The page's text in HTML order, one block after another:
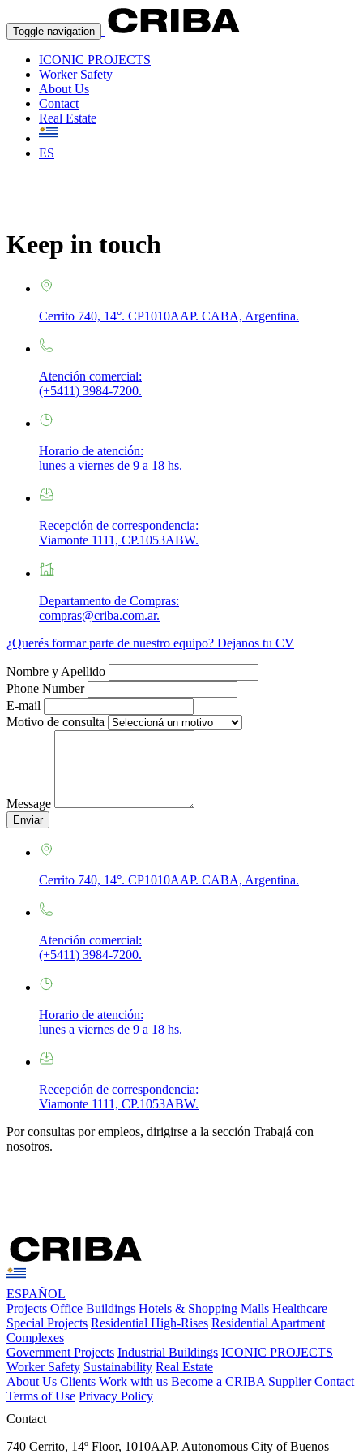
Toggle navigation
ICONIC PROJECTS
Worker Safety
About Us
Contact
Real Estate
ES
Keep in touch
Cerrito 740, 14°. CP1010AAP. CABA, Argentina.
Atención comercial:
(+5411) 3984-7200.
Horario de atención:
lunes a viernes de 9 a 18 hs.
Recepción de correspondencia:
Viamonte 1111, CP.1053ABW.
Departamento de Compras:
compras@criba.com.ar.
¿Querés formar parte de nuestro equipo? Dejanos tu CV
Nombre y Apellido
Phone Number
E-mail
Motivo de consulta
Message
Enviar
Cerrito 740, 14°. CP1010AAP. CABA, Argentina.
Atención comercial:
(+5411) 3984-7200.
Horario de atención:
lunes a viernes de 9 a 18 hs.
Recepción de correspondencia:
Viamonte 1111, CP.1053ABW.
Por consultas por empleos, dirigirse a la sección Trabajá con
nosotros.
ESPAÑOL
Projects Office Buildings Hotels & Shopping Malls Healthcare
Special Projects Residential High-Rises Residential Apartment
Complexes
Government Projects Industrial Buildings ICONIC PROJECTS
Worker Safety Sustainability Real Estate
About Us Clients Work with us Become a CRIBA Supplier Contact
Terms of Use Privacy Policy
Contact
740 Cerrito, 14º Floor, 1010AAP. Autonomous City of Buenos